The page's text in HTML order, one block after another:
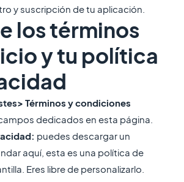
y suscripción de tu aplicación.
los términos
y tu política
Términos y condiciones
dedicados en esta página.
puedes descargar un
aquí, esta es una política de
Eres libre de personalizarlo.